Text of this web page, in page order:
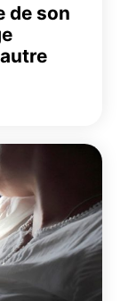
de son